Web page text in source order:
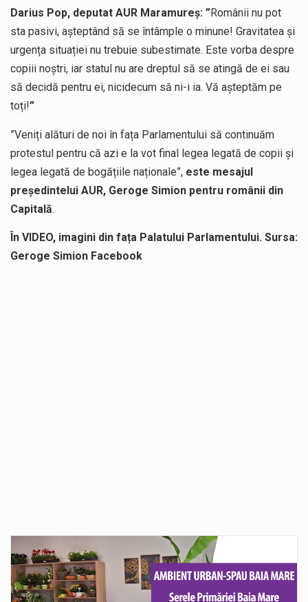
Darius Pop, deputat AUR Maramureș: ”Românii nu pot
sta pasivi, așteptând să se întâmple o minune! Gravitatea și
urgența situației nu trebuie subestimate. Este vorba despre
copiii noștri, iar statul nu are dreptul să se atingă de ei sau
să decidă pentru ei, nicidecum să ni-i ia. Vă așteptăm pe
toți!”
”Veniți alături de noi în fața Parlamentului să continuăm
protestul pentru că azi e la vot final legea legată de copii și
legea legată de bogățiile naționale”, este mesajul
președintelui AUR, Geroge Simion pentru românii din
Capitală.
În VIDEO, imagini din fața Palatului Parlamentului. Sursa:
Geroge Simion Facebook